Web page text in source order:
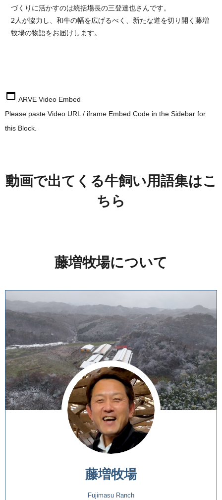
づくりに活かすのは統括場長の三登達也さんです。
2人が協力し、和牛の幅を広げるべく、新たな道を切り開く藤増
牧場の物語をお届けします。
ARVE Video Embed
Please paste Video URL / iframe Embed Code in the Sidebar for
this Block.
動画で出てくる牛飼い用語集はこ
ちら
藤増牧場について
藤増牧場
Fujimasu Ranch